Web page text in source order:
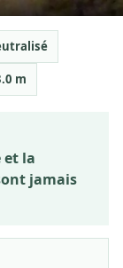
m
et la
jamais